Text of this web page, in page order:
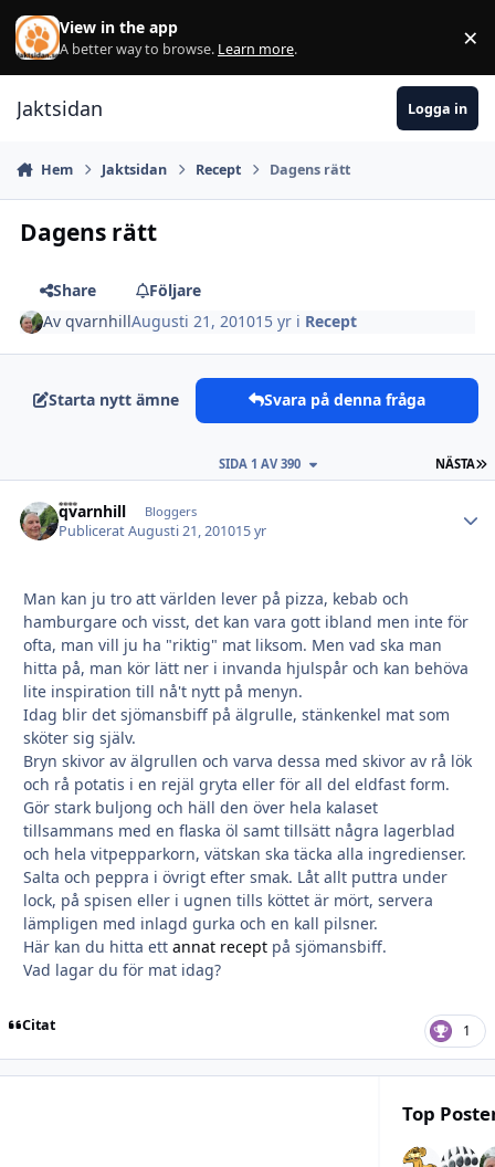
Hoppa till innehåll
View in the app
A better way to browse. Learn more. ×
Jaktsidan Logga in
Hem Jaktsidan Recept Dagens rätt
Dagens rätt
Share
Följare
AvqvarnhillAugusti 21, 201015 yr i Recept
Starta nytt ämne Svara på denna fråga
NÄSTA
SIDA 1 AV 390
qvarnhill Bloggers
PubliceratAugusti 21, 201015 yr
Man kan ju tro att världen lever på pizza, kebab och
hamburgare och visst, det kan vara gott ibland men inte för
ofta, man vill ju ha "riktig" mat liksom. Men vad ska man
hitta på, man kör lätt ner i invanda hjulspår och kan behöva
lite inspiration till nå't nytt på menyn.
Idag blir det sjömansbiff på älgrulle, stänkenkel mat som
sköter sig själv.
Bryn skivor av älgrullen och varva dessa med skivor av rå lök
och rå potatis i en rejäl gryta eller för all del eldfast form.
Gör stark buljong och häll den över hela kalaset
tillsammans med en flaska öl samt tillsätt några lagerblad
och hela vitpepparkorn, vätskan ska täcka alla ingredienser.
Salta och peppra i övrigt efter smak. Låt allt puttra under
lock, på spisen eller i ugnen tills köttet är mört, servera
lämpligen med inlagd gurka och en kall pilsner.
Här kan du hitta ett annat recept på sjömansbiff.
Vad lagar du för mat idag?
Citat 1
Top